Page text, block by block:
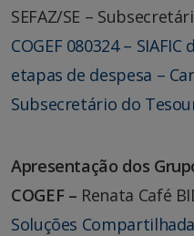
SEFAZ/SE –
COGEF 080324 –
etapas de despesa –
Subsecretário do
Apresentação dos
COGEF – Renata Café
Soluções